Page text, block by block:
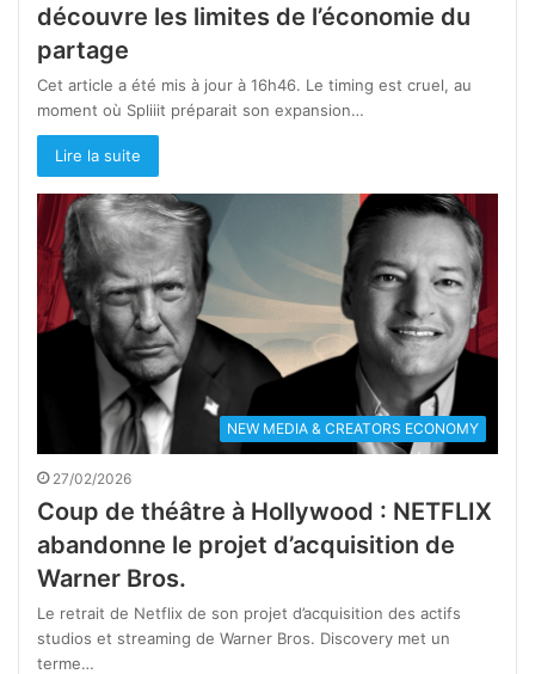
découvre les limites de l’économie du
partage
Cet article a été mis à jour à 16h46. Le timing est cruel, au
moment où Spliiit préparait son expansion…
Lire la suite
NEW MEDIA & CREATORS ECONOMY
27/02/2026
Coup de théâtre à Hollywood : NETFLIX
abandonne le projet d’acquisition de
Warner Bros.
Le retrait de Netflix de son projet d’acquisition des actifs
studios et streaming de Warner Bros. Discovery met un
terme…